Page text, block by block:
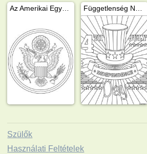
Szülők
Használati Feltételek